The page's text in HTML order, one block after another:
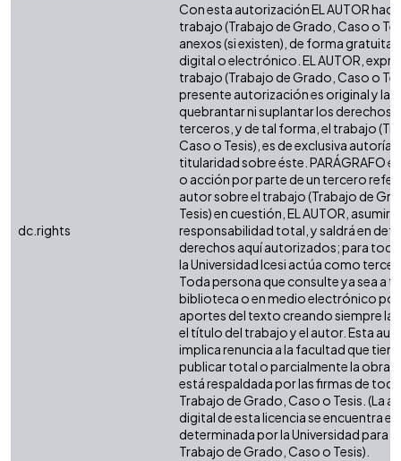
dc.rights
Con esta autorización EL AUTOR
trabajo (Trabajo de Grado, Caso o
anexos (si existen), de forma gratuita
digital o electrónico. EL AUTOR,
trabajo (Trabajo de Grado, Caso o
presente autorización es original y la
quebrantar ni suplantar los derechos
terceros, y de tal forma, el trabajo
Caso o Tesis), es de exclusiva autoría
titularidad sobre éste. PARÁGRAFO
o acción por parte de un tercero
autor sobre el trabajo (Trabajo de
Tesis) en cuestión, EL AUTOR, asumirá
responsabilidad total, y saldrá en
derechos aquí autorizados; para
la Universidad Icesi actúa como
Toda persona que consulte ya sea a
biblioteca o en medio electrónico
aportes del texto creando siempre la
el título del trabajo y el autor. Esta
implica renuncia a la facultad que tiene
publicar total o parcialmente la obra.
está respaldada por las firmas de
Trabajo de Grado, Caso o Tesis. (La
digital de esta licencia se encuentra
determinada por la Universidad para
Trabajo de Grado, Caso o Tesis).